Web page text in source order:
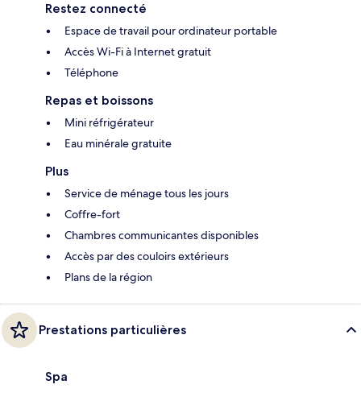
Restez connecté
Espace de travail pour ordinateur portable
Accès Wi-Fi à Internet gratuit
Téléphone
Repas et boissons
Mini réfrigérateur
Eau minérale gratuite
Plus
Service de ménage tous les jours
Coffre-fort
Chambres communicantes disponibles
Accès par des couloirs extérieurs
Plans de la région
Prestations particulières
Spa